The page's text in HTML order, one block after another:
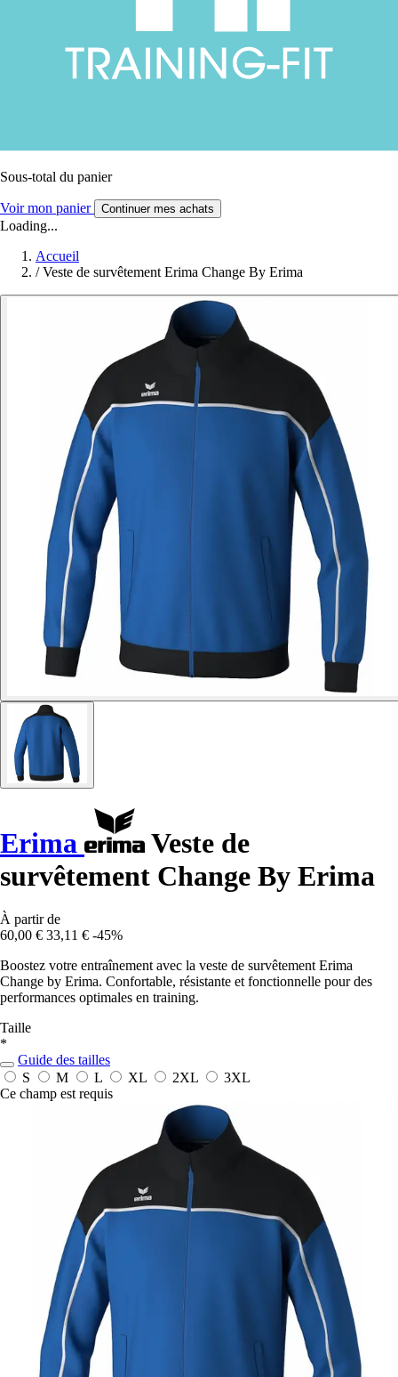
Sous-total du panier
Voir mon panier Continuer mes achats
Loading...
Accueil
/ Veste de survêtement Erima Change By Erima
Erima
Veste de
survêtement Change By Erima
À partir de
60,00 € 33,11 € -45%
Boostez votre entraînement avec la veste de survêtement Erima
Change by Erima. Confortable, résistante et fonctionnelle pour des
performances optimales en training.
Taille
*
Guide des tailles
S
M L XL 2XL
3XL
Ce champ est requis